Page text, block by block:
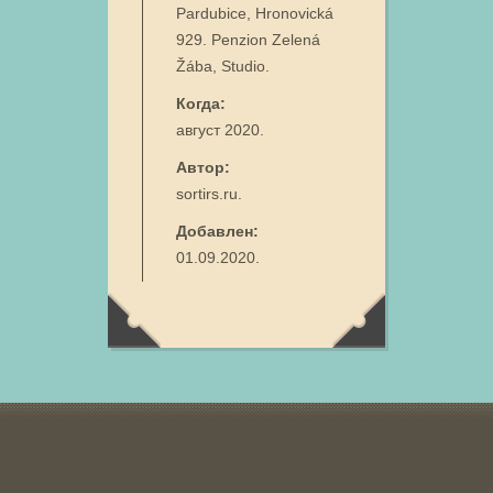
Pardubice, Hronovická
929. Penzion Zelená
Žába, Studio.
Когда:
август 2020.
Автор:
sortirs.ru.
Добавлен:
01.09.2020.